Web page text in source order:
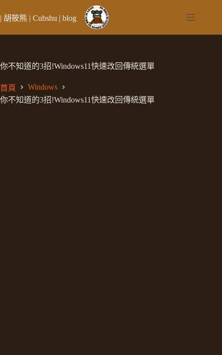
至
容
| 胡筱熊 | Cubshu | blog
你不知道的3招!Windows11快速改回傳統選單
首頁
Windows
你不知道的3招!Windows11快速改回傳統選單